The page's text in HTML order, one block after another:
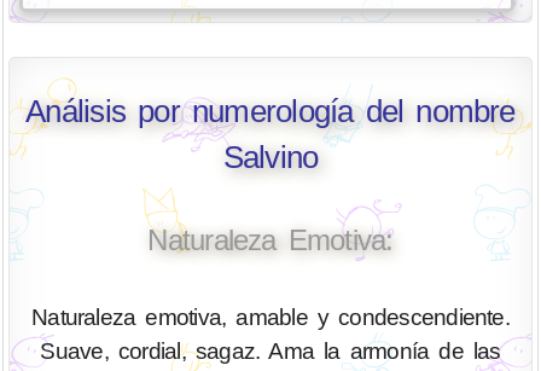
Análisis por numerología del nombre
Salvino
Naturaleza Emotiva:
Naturaleza emotiva, amable y condescendiente.
Suave, cordial, sagaz. Ama la armonía de las